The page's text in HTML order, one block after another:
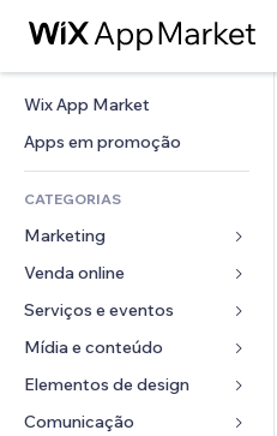
Wix App Market
Apps em promoção
CATEGORIAS
Marketing
Anúncios
Mobile
Análises
Venda online
Apps para lojas
Frete e entrega
Botões de venda
Serviços e eventos
Hotéis
Eventos
Restaurantes
Mídia e conteúdo
Galeria
Músicas
Elementos de design
Mapas e navegação